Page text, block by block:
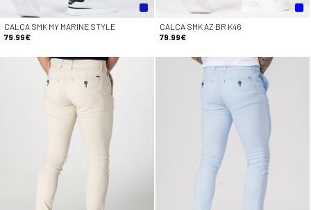
CALÇA SMK MY MARINE STYLE
79.99€
CALÇA SMK AZ BR K46
79.99€